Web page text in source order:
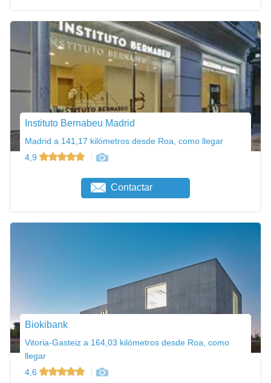
Instituto Bernabeu Madrid
Madrid a 141,17 kilómetros desde Roa, como llegar
4,9
Contactar
Biokibank
Vitoria-Gasteiz a 164,03 kilómetros desde Roa, como
llegar
4,6